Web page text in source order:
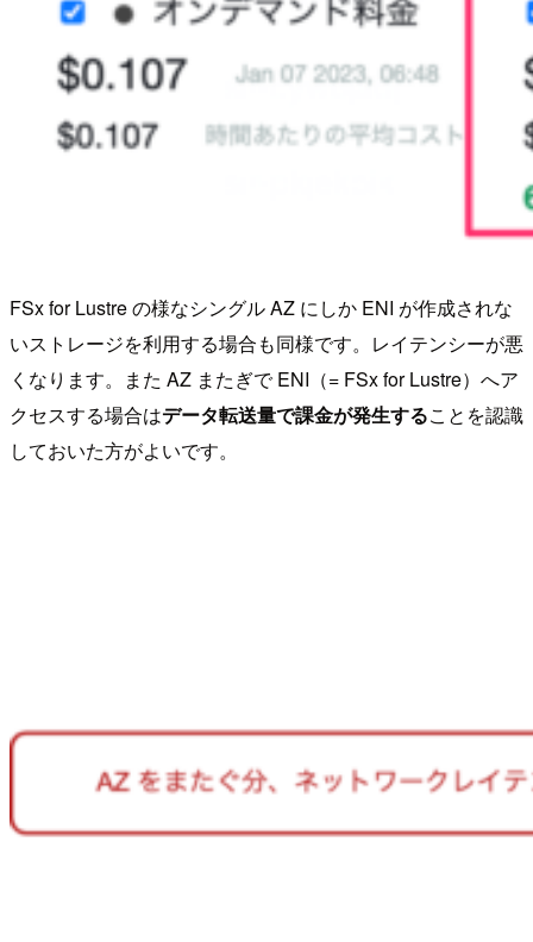
FSx for Lustre の様なシングル AZ にしか ENI が作成されな
いストレージを利用する場合も同様です。レイテンシーが悪
くなります。また AZ またぎで ENI（= FSx for Lustre）へア
クセスする場合はデータ転送量で課金が発生することを認識
しておいた方がよいです。